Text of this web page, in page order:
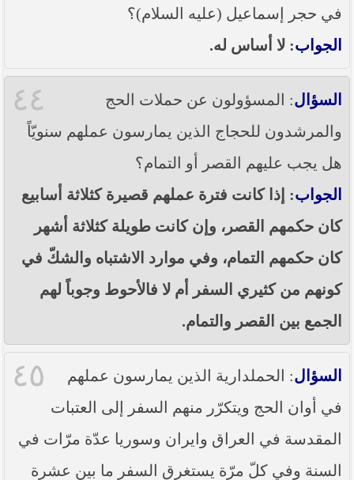
في حجر إسماعيل (عليه السلام)؟
الجواب: لا أساس له.
٤٤ السؤال: المسؤولون عن حملات الحج
والمرشدون للحجاج الذين يمارسون عملهم سنويّاً
هل يجب عليهم القصر أو التمام؟
الجواب: إذا كانت فترة عملهم قصيرة كثلاثة أسابيع
كان حكمهم القصر، وإن كانت طويلة كثلاثة أشهر
كان حكمهم التمام، وفي موارد الاشتباه والشكّ في
كونهم من كثيري السفر أم لا فالأحوط وجوباً لهم
الجمع بين القصر والتمام.
٤٥ السؤال: الحملدارية الذين يمارسون عملهم
في أوان الحج ويتكرّر منهم السفر إلى العتبات
المقدسة في العراق وايران وسوريا عدّة مرّات في
السنة وفي كلّ مرّة يستغرق السفر ما بين عشرة